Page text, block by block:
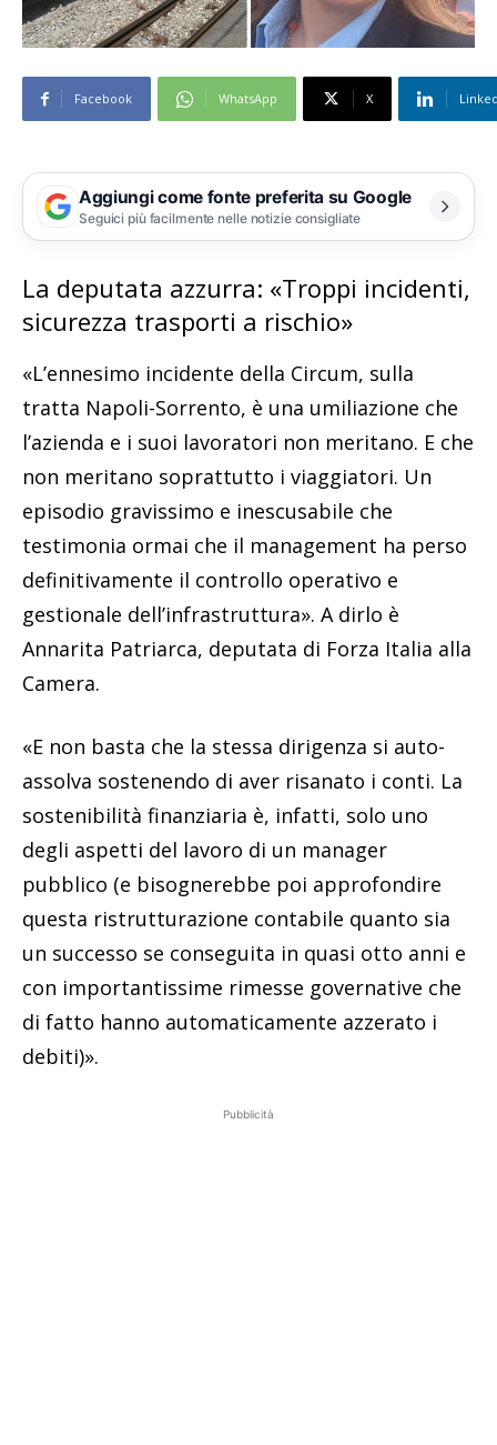
Facebook WhatsApp X
Aggiungi come fonte preferita su Google
Seguici più facilmente nelle notizie consigliate
La deputata azzurra: «Troppi incidenti,
sicurezza trasporti a rischio»
«L’ennesimo incidente della Circum, sulla
tratta Napoli-Sorrento, è una umiliazione che
l’azienda e i suoi lavoratori non meritano. E che
non meritano soprattutto i viaggiatori. Un
episodio gravissimo e inescusabile che
testimonia ormai che il management ha perso
definitivamente il controllo operativo e
gestionale dell’infrastruttura». A dirlo è
Annarita Patriarca, deputata di Forza Italia alla
Camera.
«E non basta che la stessa dirigenza si auto-
assolva sostenendo di aver risanato i conti. La
sostenibilità finanziaria è, infatti, solo uno
degli aspetti del lavoro di un manager
pubblico (e bisognerebbe poi approfondire
questa ristrutturazione contabile quanto sia
un successo se conseguita in quasi otto anni e
con importantissime rimesse governative che
di fatto hanno automaticamente azzerato i
debiti)».
Pubblicità